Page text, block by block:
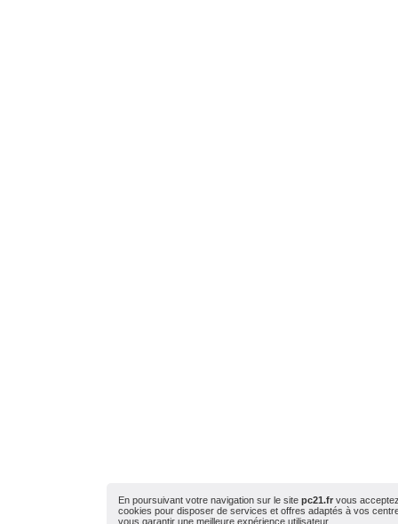
En poursuivant votre navigation sur le sitepc21.fr vous
cookies pour disposer de services et offres adaptés à vos
vous garantir une meilleure expérience utilisateur.